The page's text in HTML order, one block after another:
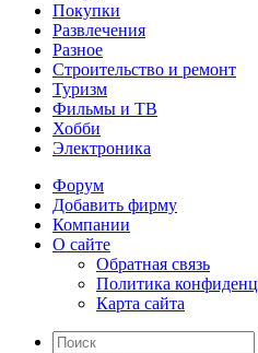
Покупки
Развлечения
Разное
Строительство и ремонт
Туризм
Фильмы и ТВ
Хобби
Электроника
Форум
Добавить фирму
Компании
О сайте
Обратная связь
Политика
Карта сайта